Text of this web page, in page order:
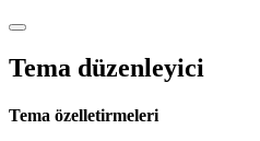
Tema düzenleyici
Tema özelletirmeleri